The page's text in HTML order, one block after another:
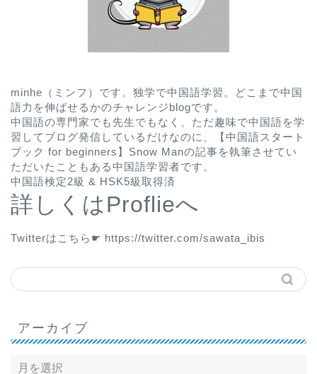
minhe（ミンフ）です。独学で中国語学習。どこまで中国
語力を伸ばせるかのチャレンジblogです。
中国語の専門家でも先生でもなく、ただ趣味で中国語を学
習してブログ発信しているだけなのに、
【中国語スタート
ブック for beginners】Snow Manの記事を執筆させてい
ただいたこともある中国語学習者です。
中国語検定2級 & HSK5級取得済
詳しくはProflieへ
Twitterはこちら☛ https://twitter.com/sawata_ibis
アーカイブ